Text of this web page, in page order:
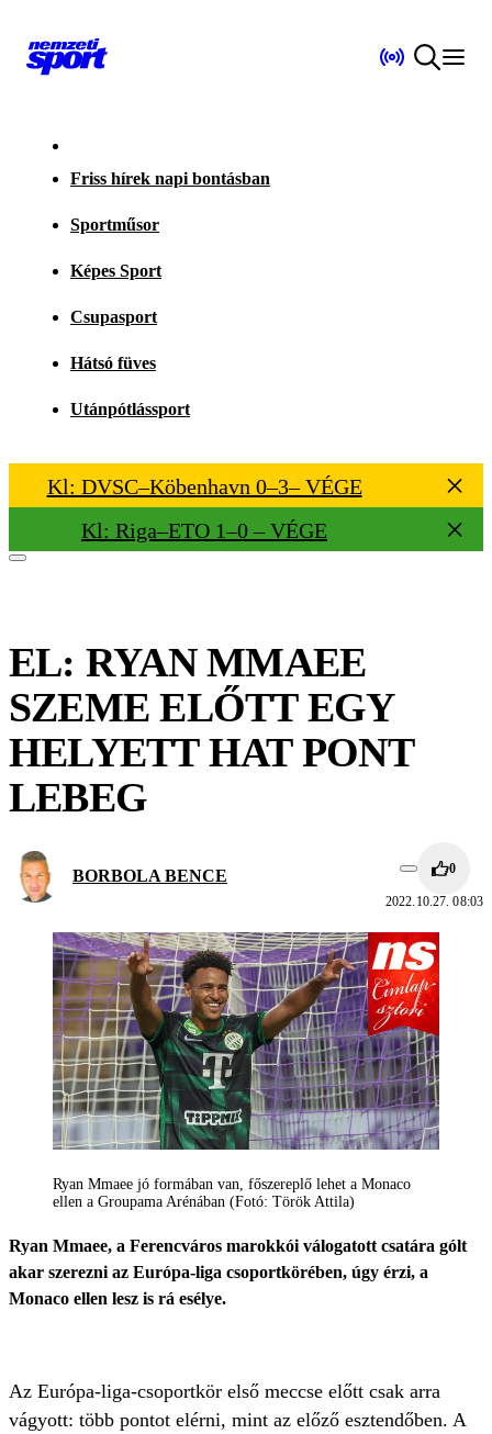
Friss hírek napi bontásban
Sportműsor
Képes Sport
Csupasport
Hátsó füves
Utánpótlássport
Kl: DVSC–Köbenhavn 0–3– VÉGE
Kl: Riga–ETO 1–0 – VÉGE
EL: RYAN MMAEE
SZEME ELŐTT EGY
HELYETT HAT PONT
LEBEG
BORBOLA BENCE 0
2022.10.27. 08:03
Ryan Mmaee jó formában van, főszereplő lehet a Monaco
ellen a Groupama Arénában (Fotó: Török Attila)
Ryan Mmaee, a Ferencváros marokkói válogatott csatára gólt
akar szerezni az Európa-liga csoportkörében, úgy érzi, a
Monaco ellen lesz is rá esélye.
Az Európa-liga-csoportkör első meccse előtt csak arra
vágyott: több pontot elérni, mint az előző esztendőben. A